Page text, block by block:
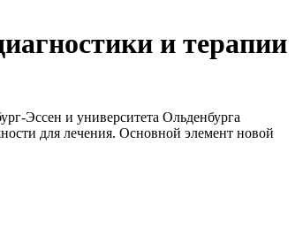
и терапии
Эссен и университета Ольденбурга
для лечения. Основной элемент новой